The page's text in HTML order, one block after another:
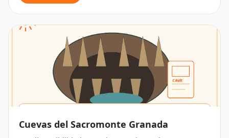
Cuevas del Sacromonte Granada